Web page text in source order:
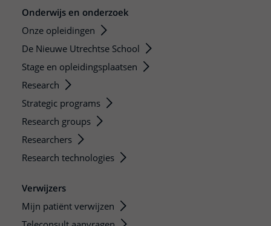
Onderwijs en onderzoek
Onze opleidingen
De Nieuwe Utrechtse School
Stage en opleidingsplaatsen
Research
Strategic programs
Research groups
Researchers
Research technologies
Verwijzers
Mijn patiënt verwijzen